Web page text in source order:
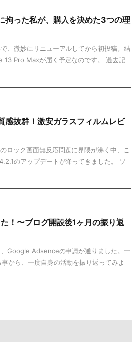
拘った私が、購入を決めた3つの理
、微妙にリニューアルしてから初投稿。結
13 Pro Maxが届く予定なのです。 過去記
感抜群！激安ガラスフィルムレビ
ロック画面無反応問題に界隈が沸く中、こ
のアップデートが降ってきました。 ソ
！〜ブログ開設後1ヶ月の振り返
Google Adsenceの申請が通りました。一
から、一度自身の活動を振り返ってみよ